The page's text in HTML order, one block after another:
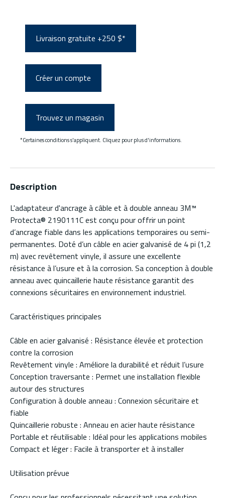
Livraison gratuite +250 $*
Créer un compte
Trouvez un magasin
*Certaines conditions s'appliquent. Cliquez pour plus d'informations.
Description
L'adaptateur d'ancrage à câble et à double anneau 3M™
Protecta® 2190111C est conçu pour offrir un point
d’ancrage fiable dans les applications temporaires ou semi-
permanentes. Doté d’un câble en acier galvanisé de 4 pi (1,2
m) avec revêtement vinyle, il assure une excellente
résistance à l’usure et à la corrosion. Sa conception à double
anneau avec quincaillerie haute résistance garantit des
connexions sécuritaires en environnement industriel.
Caractéristiques principales
Câble en acier galvanisé : Résistance élevée et protection
contre la corrosion
Revêtement vinyle : Améliore la durabilité et réduit l’usure
Conception traversante : Permet une installation flexible
autour des structures
Configuration à double anneau : Connexion sécuritaire et
fiable
Quincaillerie robuste : Anneau en acier haute résistance
Portable et réutilisable : Idéal pour les applications mobiles
Compact et léger : Facile à transporter et à installer
Utilisation prévue